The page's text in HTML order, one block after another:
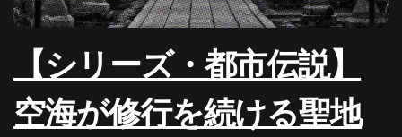
【シリーズ・都市伝説】
空海が修行を続ける聖地